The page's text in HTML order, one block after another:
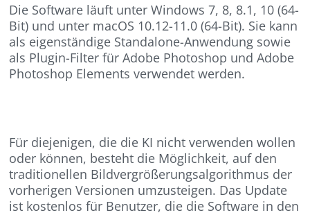
Die Software läuft unter Windows 7, 8, 8.1, 10 (64-
Bit) und unter macOS 10.12-11.0 (64-Bit). Sie kann
als eigenständige Standalone-Anwendung sowie
als Plugin-Filter für Adobe Photoshop und Adobe
Photoshop Elements verwendet werden.
Für diejenigen, die die KI nicht verwenden wollen
oder können, besteht die Möglichkeit, auf den
traditionellen Bildvergrößerungsalgorithmus der
vorherigen Versionen umzusteigen. Das Update
ist kostenlos für Benutzer, die die Software in den